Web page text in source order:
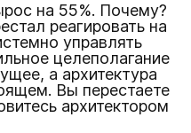
на 55%. Почему?
реагировать на
управлять
целеполагание
а архитектура
Вы перестаете
архитектором